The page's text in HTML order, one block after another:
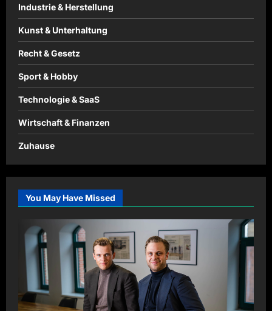
Industrie & Herstellung
Kunst & Unterhaltung
Recht & Gesetz
Sport & Hobby
Technologie & SaaS
Wirtschaft & Finanzen
Zuhause
You May Have Missed